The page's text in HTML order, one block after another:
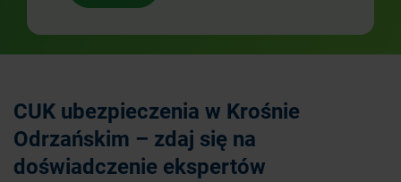
CUK ubezpieczenia w Krośnie
Odrzańskim – zdaj się na
doświadczenie ekspertów